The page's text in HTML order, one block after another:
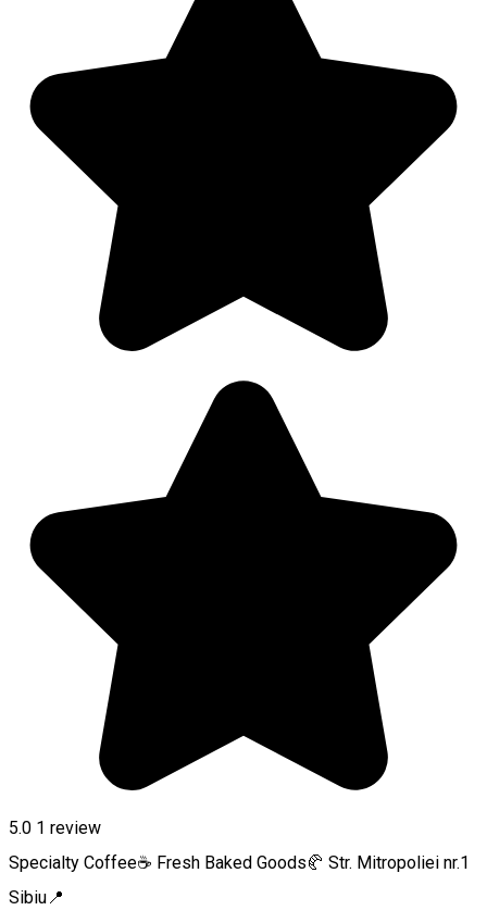
5.0 1 review
Specialty Coffee☕ Fresh Baked Goods🥐 Str. Mitropoliei nr.1
Sibiu📍